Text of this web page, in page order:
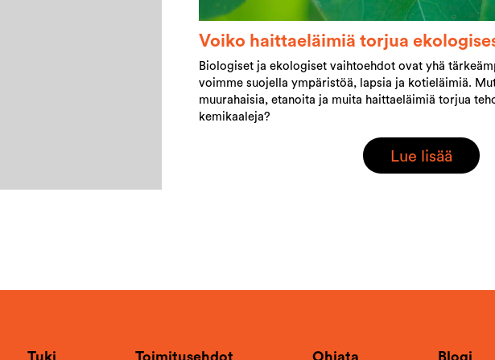
Voiko haittaeläimiä torjua
Biologiset ja ekologiset vaihtoehdot ovat yhä
voimme suojella ympäristöä, lapsia ja kotieläimiä.
muurahaisia, etanoita ja muita haittaeläimiä torjua
kemikaaleja?
Lue lisää
Tuki Toimitusehdot Ohjata Blogi